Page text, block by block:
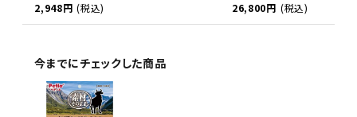
2,948円 (税込)
26,800円 (税込)
今までにチェックした商品